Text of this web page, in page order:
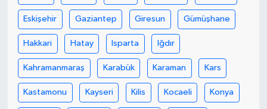
Eskişehir Gaziantep Giresun Gümüşhane
Hakkari Hatay Isparta Iğdır
Kahramanmaraş Karabük Karaman Kars
Kastamonu Kayseri Kilis Kocaeli Konya
BİLİMNET
Yemek
SİVİL TOPLUM
SEÇİM 2014